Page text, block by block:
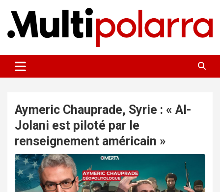
contenu
Multipolarra
Aymeric Chauprade, Syrie : « Al-
Jolani est piloté par le
renseignement américain »